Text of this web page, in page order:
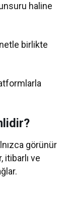
haline
birlikte
görünür
itibarlı ve